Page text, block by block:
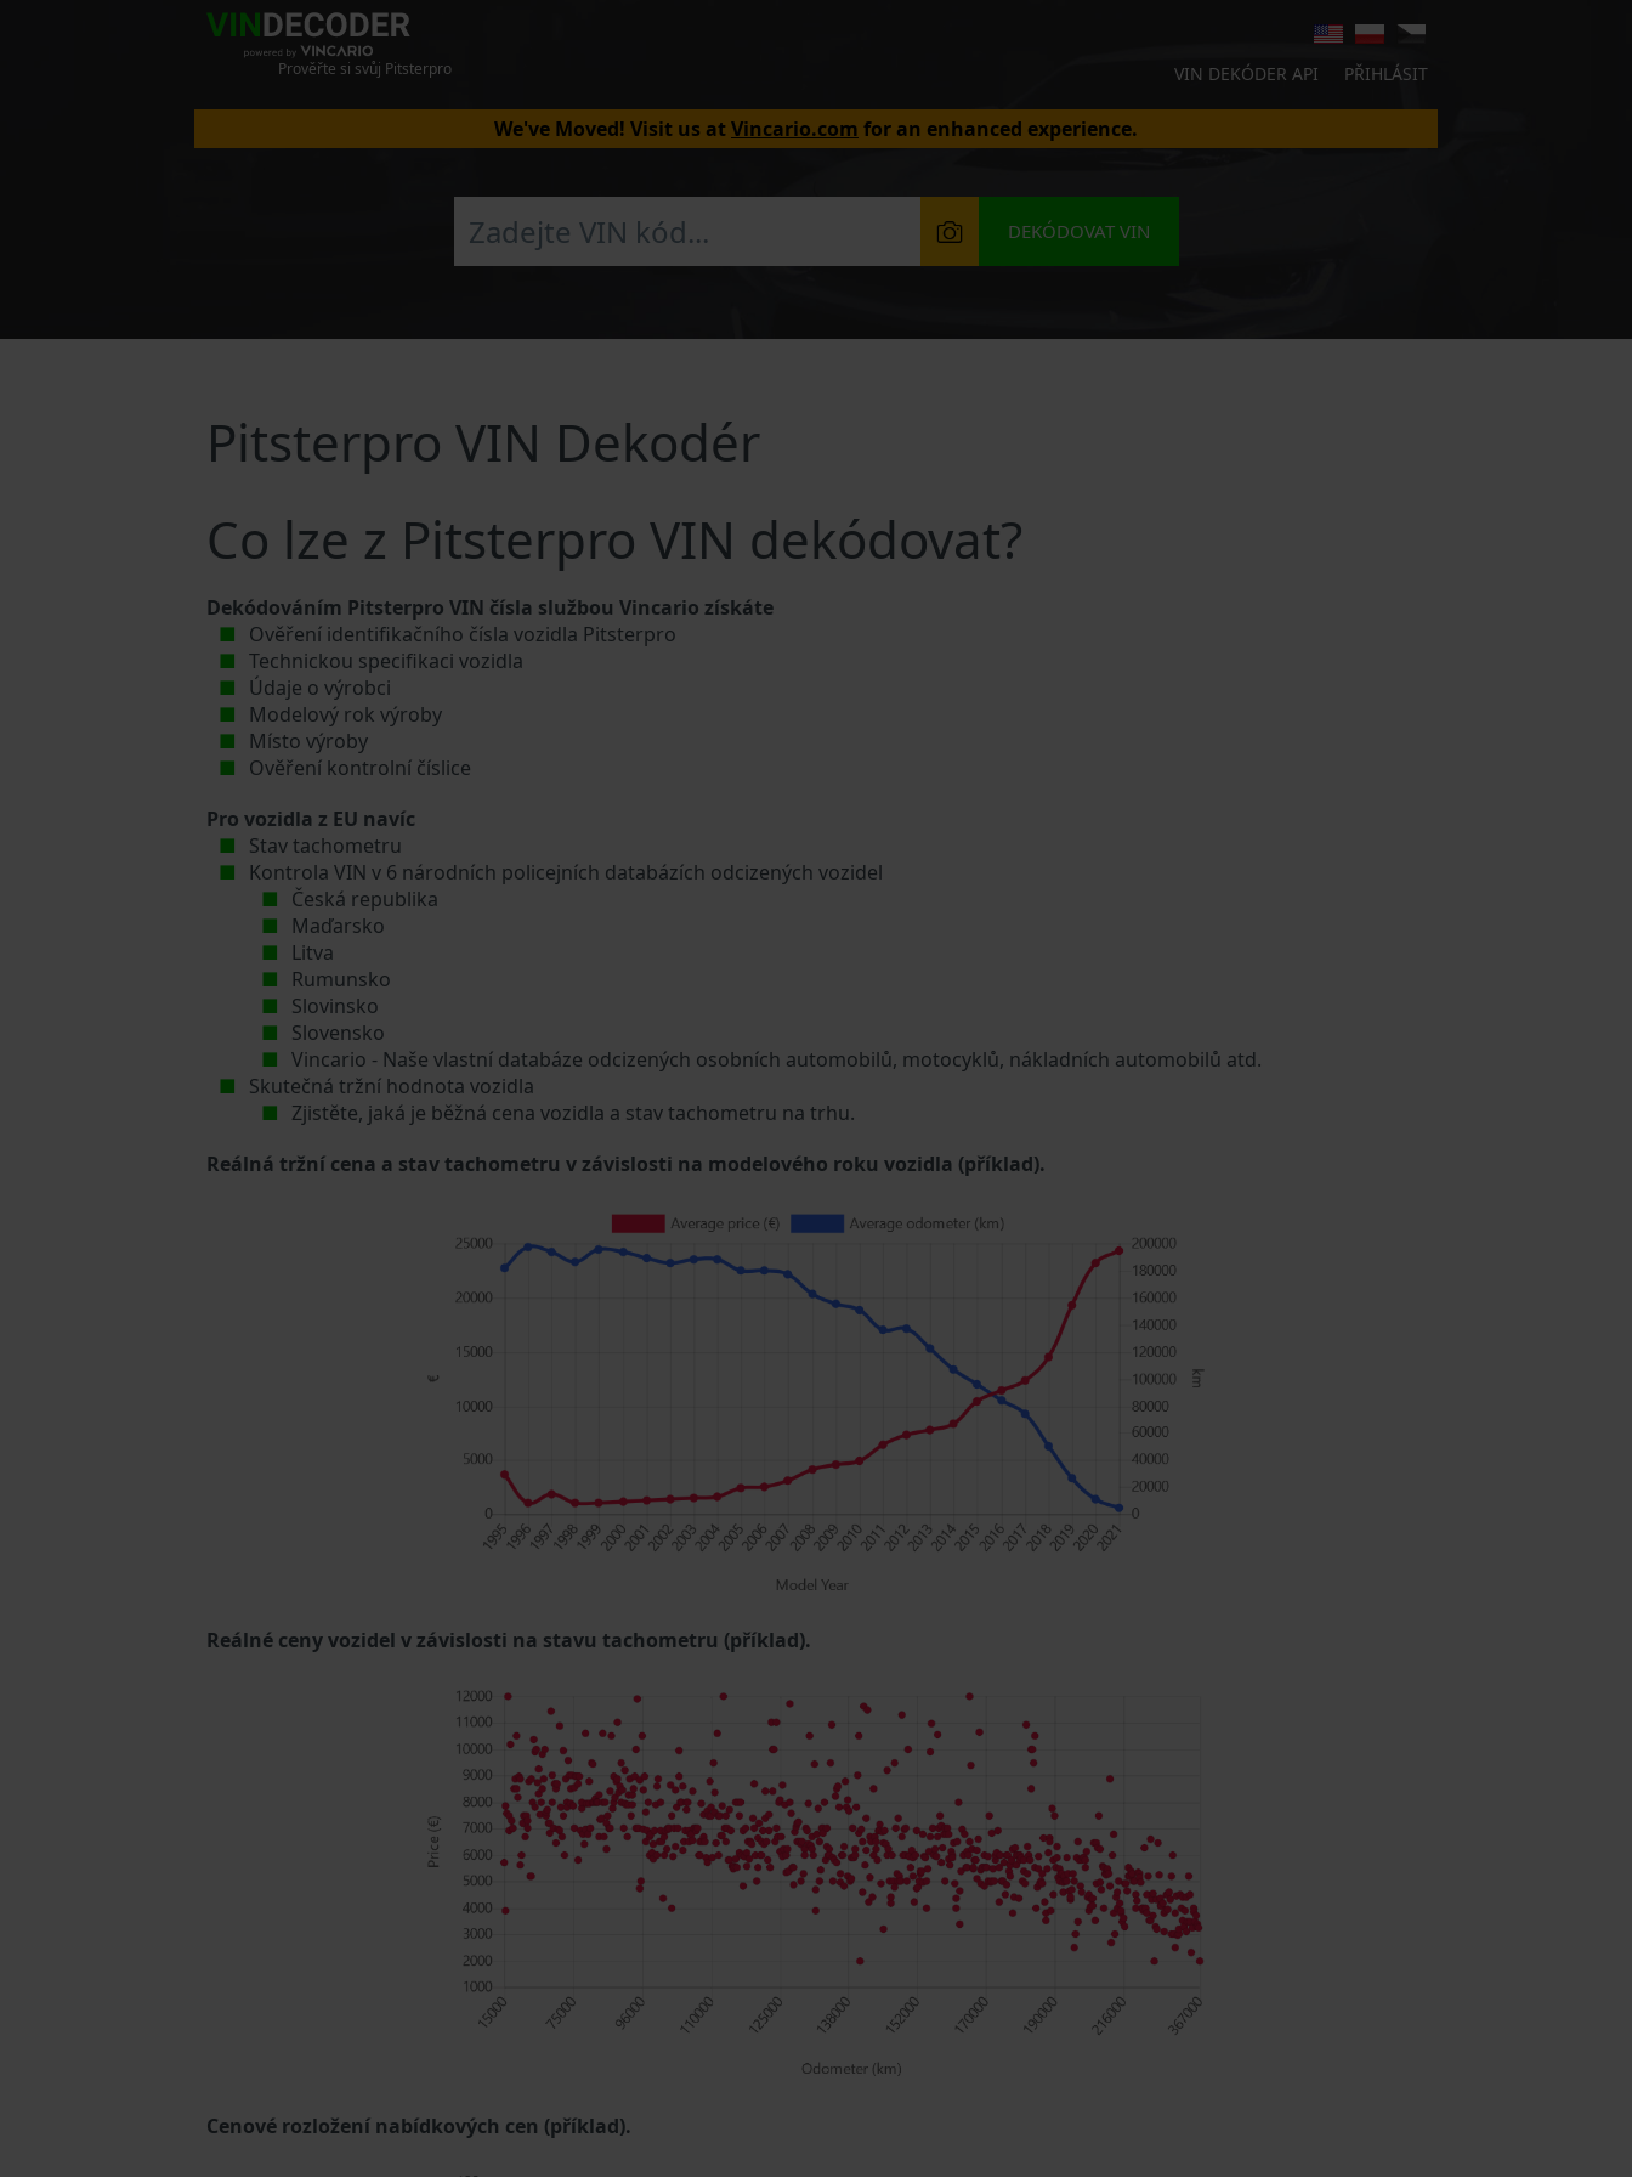
Prověřte si svůj Pitsterpro VIN DEKÓDER API PŘIHLÁSIT
We've Moved! Visit us atVincario.com for an enhanced experience.
DEKÓDOVAT VIN
Pitsterpro VIN Dekodér
Co lze z Pitsterpro VIN dekódovat?
Dekódováním Pitsterpro VIN čísla službou Vincario získáte
Ověření identifikačního čísla vozidla Pitsterpro
Technickou specifikaci vozidla
Údaje o výrobci
Modelový rok výroby
Místo výroby
Ověření kontrolní číslice
Pro vozidla z EU navíc
Stav tachometru
Kontrola VIN v 6 národních policejních databázích odcizených vozidel
Česká republika
Maďarsko
Litva
Rumunsko
Slovinsko
Slovensko
Vincario - Naše vlastní databáze odcizených osobních automobilů, motocyklů, nákladních automobilů atd.
Skutečná tržní hodnota vozidla
Zjistěte, jaká je běžná cena vozidla a stav tachometru na trhu.
Reálná tržní cena a stav tachometru v závislosti na modelového roku vozidla (příklad).
Reálné ceny vozidel v závislosti na stavu tachometru (příklad).
Cenové rozložení nabídkových cen (příklad).